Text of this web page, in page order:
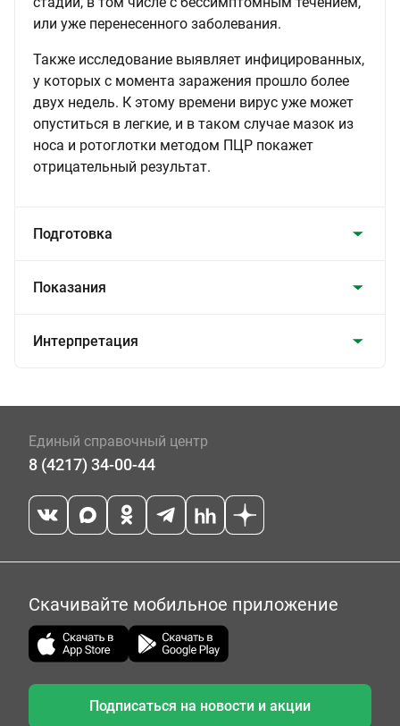
или уже перенесенного заболевания.
Также исследование выявляет инфицированных,
у которых с момента заражения прошло более
двух недель. К этому времени вирус уже может
опуститься в легкие, и в таком случае мазок из
носа и ротоглотки методом ПЦР покажет
отрицательный результат.
Подготовка
Показания
Интерпретация
Единый справочный центр
8 (4217) 34-00-44
Скачивайте мобильное приложение
Подписаться на новости и акции